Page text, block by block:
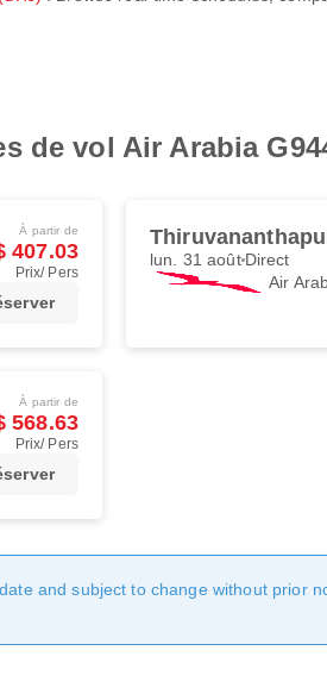
de vol Air Arabia
À partir de
407.03
Prix/ Pers
lun. 31 aoûtDirect
Air
À partir de
568.63
Prix/ Pers
and subject to change without prior